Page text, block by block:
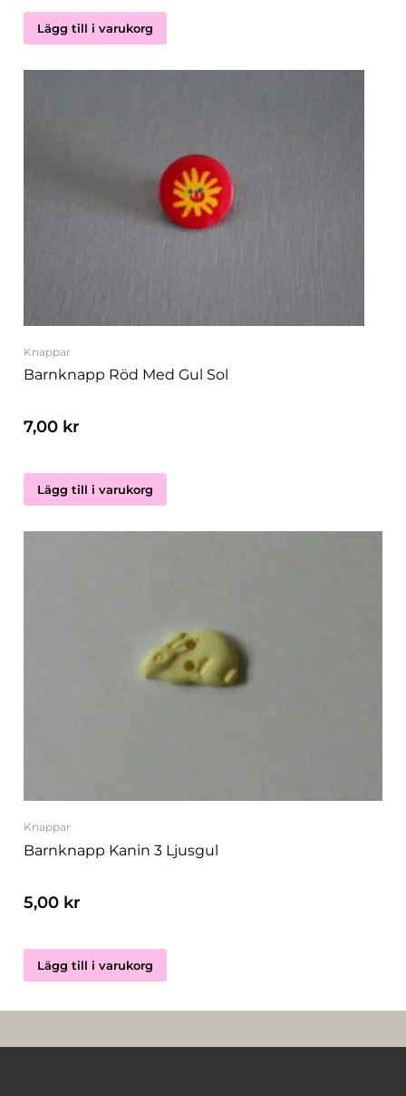
Lägg till i varukorg
Knappar
Barnknapp Röd Med Gul Sol
7,00 kr
Lägg till i varukorg
Knappar
Barnknapp Kanin 3 Ljusgul
5,00 kr
Lägg till i varukorg